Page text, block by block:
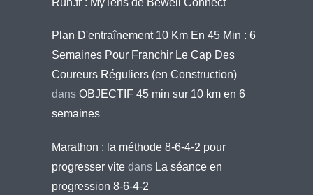
Run.fr : MyTens de Bewell Connect
Plan D'entraînement 10 Km En 45 Min : 6
Semaines Pour Franchir Le Cap Des
Coureurs Réguliers (en Construction)
dans OBJECTIF 45 min sur 10 km en 6
semaines
Marathon : la méthode 8-6-4-2 pour
progresser vite dans La séance en
progression 8-6-4-2